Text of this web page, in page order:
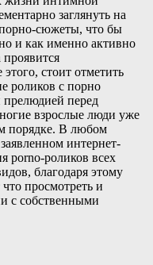
заглянуть на
сюжеты, что бы
и как именно активно
стоит отметить
роликов с порно
прелюдией перед
взрослые люди уже
порядке. В любом
интернет-
porno-роликов всех
благодаря этому
просмотреть и
с собственными